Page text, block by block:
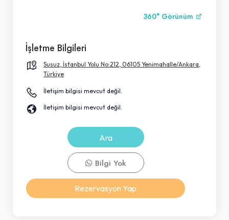
360° Görünüm
İşletme Bilgileri
Susuz, İstanbul Yolu No:212, 06105 Yenimahalle/Ankara,
Türkiye
İletişim bilgisi mevcut değil.
İletişim bilgisi mevcut değil.
Ara
Bilgi Yok
Rezervasyon Yap